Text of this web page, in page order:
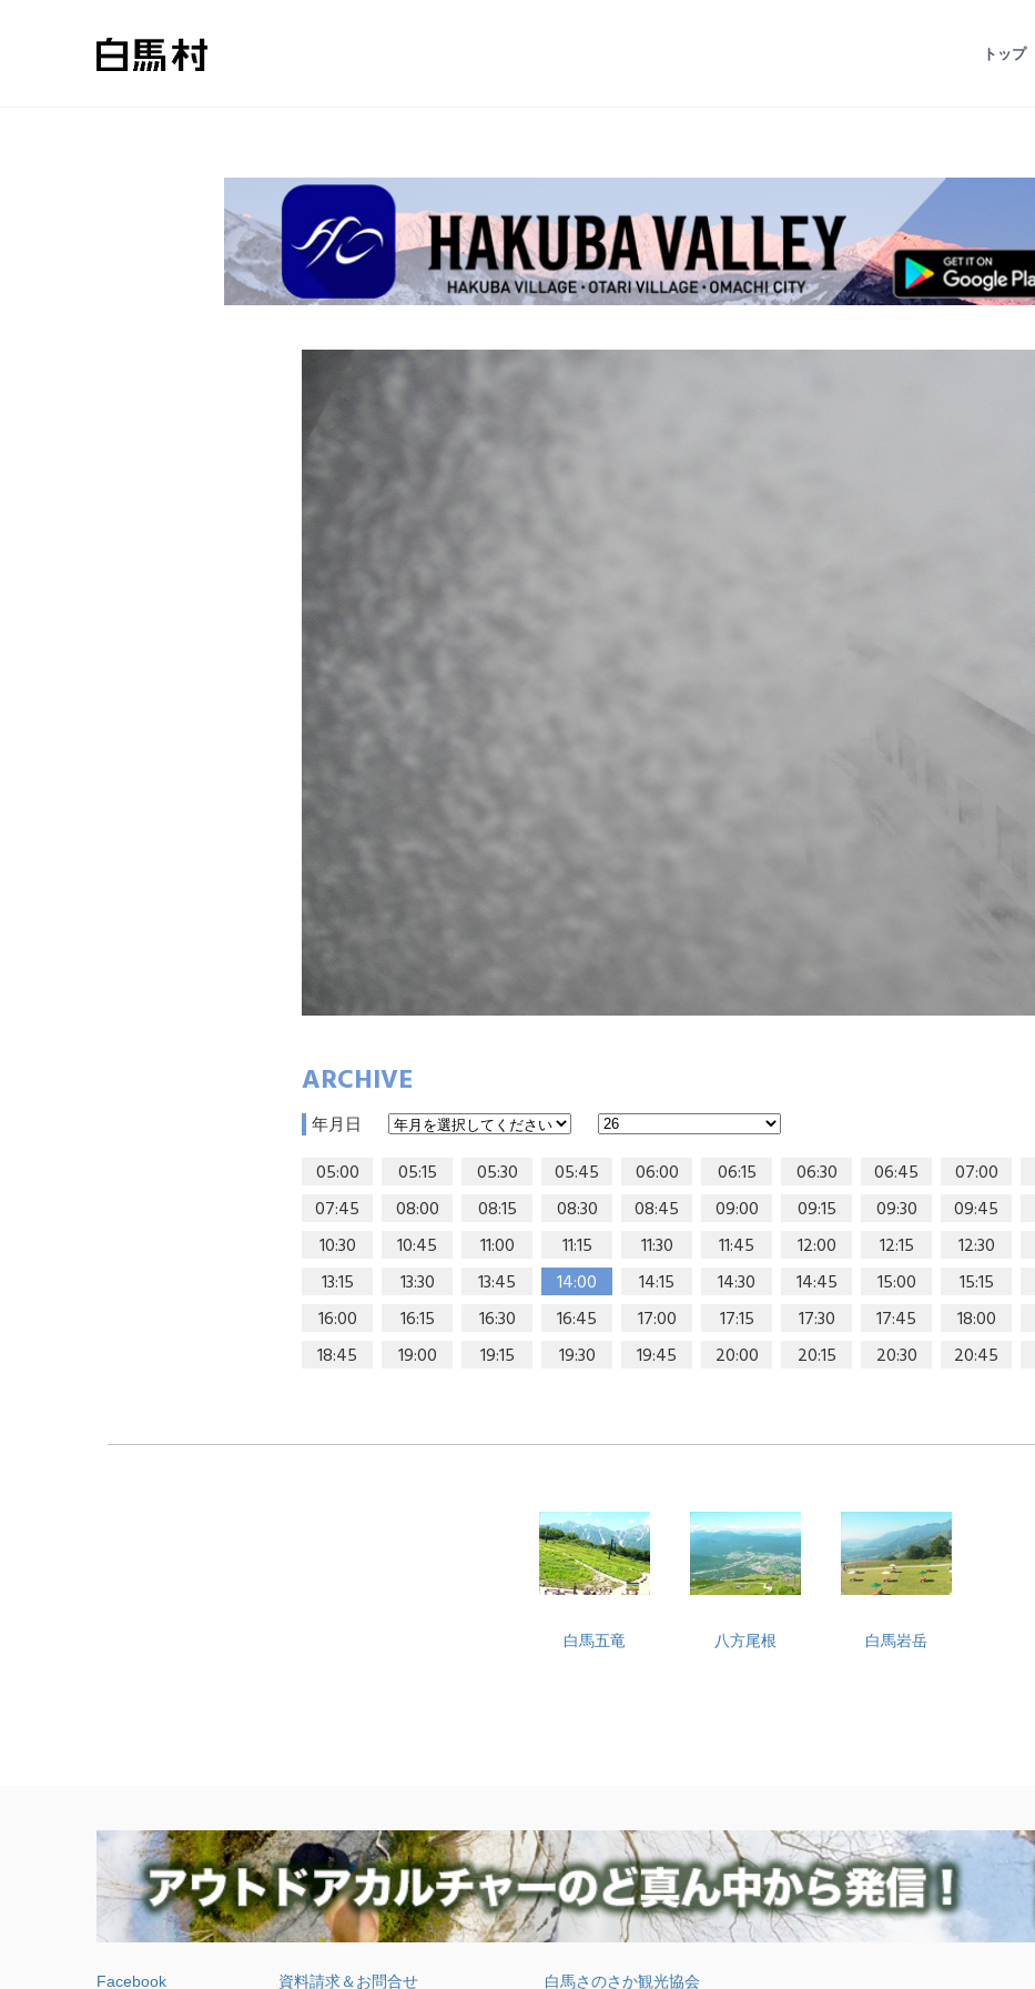
トップ
ARCHIVE
年月日
05:00 05:15 05:30 05:45 06:00 06:15 06:30 06:45 07:00
07:45
08:00 08:15 08:30 08:45 09:00 09:15 09:30 09:45
10:30
10:45 11:00 11:15 11:30 11:45 12:00 12:15 12:30
13:15
13:30 13:45 14:00 14:15 14:30 14:45 15:00 15:15
16:00
16:15 16:30 16:45 17:00 17:15 17:30 17:45 18:00
18:45
19:00 19:15 19:30 19:45 20:00 20:15 20:30 20:45
白馬五竜 八方尾根 白馬岩岳